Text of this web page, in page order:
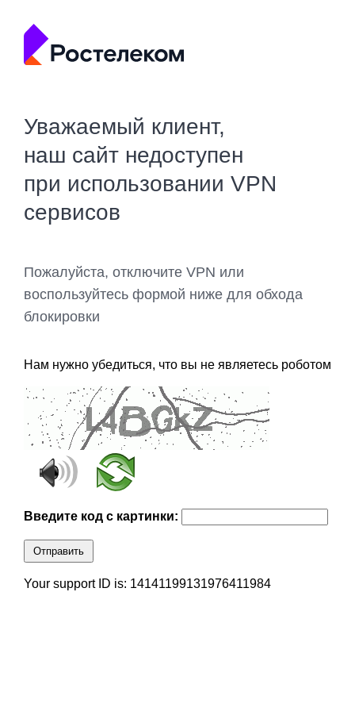
Уважаемый клиент,
наш сайт недоступен
при использовании VPN
сервисов
Пожалуйста, отключите VPN или
воспользуйтесь формой ниже для обхода
блокировки
Нам нужно убедиться, что вы не являетесь роботом
Введите код с картинки:
Отправить
Your support ID is: 14141199131976411984